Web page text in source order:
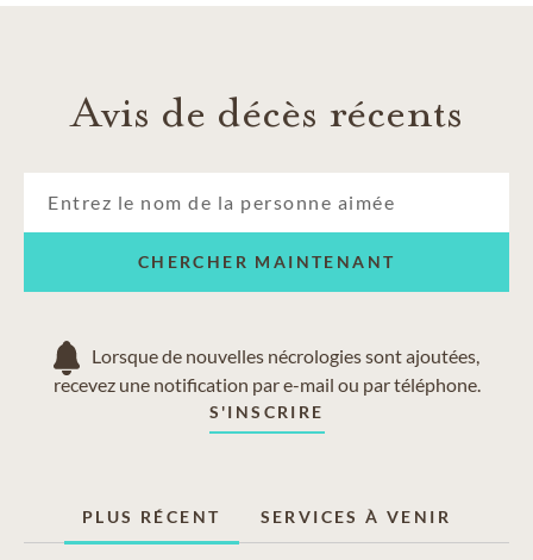
Avis de décès récents
CHERCHER MAINTENANT
Lorsque de nouvelles nécrologies sont ajoutées,
recevez une notification par e-mail ou par téléphone.
S'INSCRIRE
PLUS RÉCENT SERVICES À VENIR